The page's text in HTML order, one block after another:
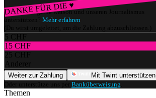
DANKE FÜR DIE ♥
Würdest du gerne watson und unseren Journalismus
unterstützen? Mehr erfahren
(Du wirst umgeleitet, um die Zahlung abzuschliessen.)
5 CHF
15 CHF
25 CHF
Anderer
Weiter zur Zahlung
Mit Twint unterstützen
Oder unterstütze uns per Banküberweisung
Themen